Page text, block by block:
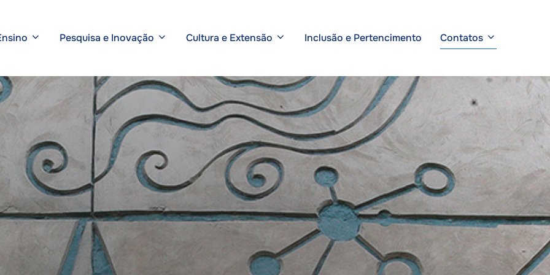
Pesquisa e Inovação Cultura e Extensão Inclusão e Pertencimento Contatos